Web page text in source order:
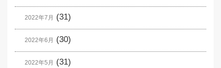
2022年7月 (31)
2022年6月 (30)
2022年5月 (31)